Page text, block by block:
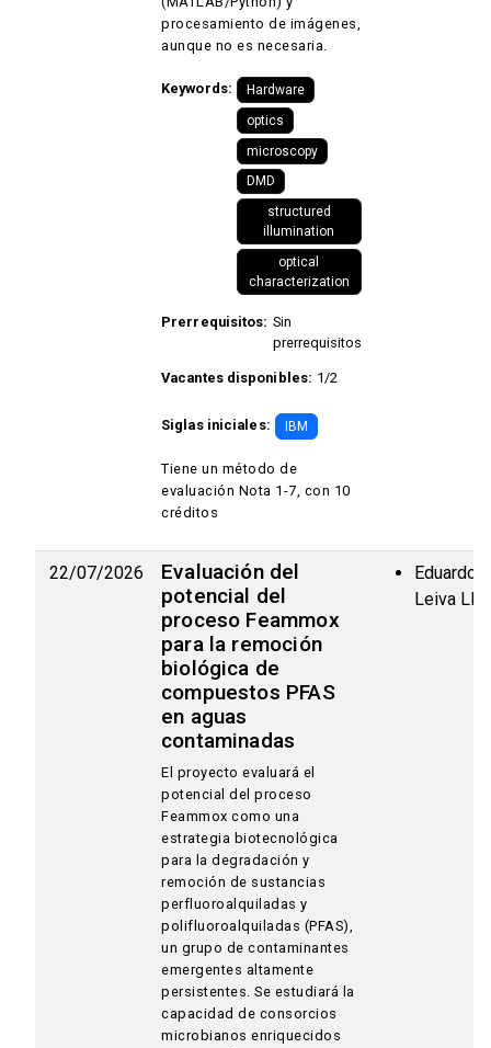
procesamiento de imágenes,
aunque no es necesaria.
Keywords:
Hardware
optics
microscopy
DMD
structured
illumination
optical
characterization
Prerrequisitos: Sin
prerrequisitos
Vacantes disponibles: 1/2
Siglas iniciales: IBM
Tiene un método de
evaluación Nota 1-7, con 10
créditos
22/07/2026
Evaluación del
potencial del
proceso Feammox
para la remoción
biológica de
compuestos PFAS
en aguas
contaminadas
El proyecto evaluará el
potencial del proceso
Feammox como una
estrategia biotecnológica
para la degradación y
remoción de sustancias
perfluoroalquiladas y
polifluoroalquiladas (PFAS),
un grupo de contaminantes
emergentes altamente
persistentes. Se estudiará la
capacidad de consorcios
microbianos enriquecidos
Eduardo
Leiva